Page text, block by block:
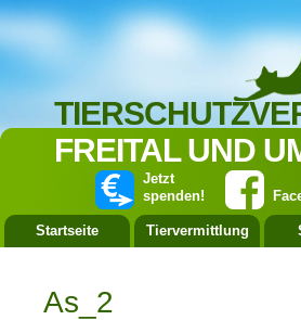
FREITAL UND
Jetzt
spenden!
Startseite Tiervermittlung
As_2